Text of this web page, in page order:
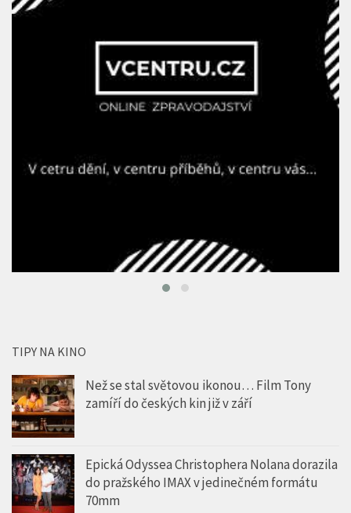
TIPY NA KINO
Než se stal světovou ikonou… Film Tony
zamíří do českých kin již v září
Epická Odyssea Christophera Nolana dorazila
do pražského IMAX v jedinečném formátu
70mm